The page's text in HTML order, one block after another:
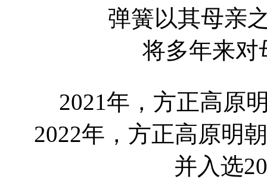
弹簧以其母亲
将多年来对
2021年，方正高原
2022年，方正高原明
并入选